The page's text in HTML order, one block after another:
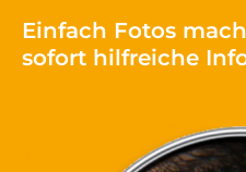
Einfach Fotos
sofort hilfreiche